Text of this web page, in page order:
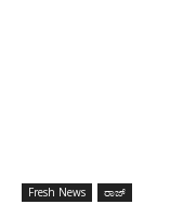
Fresh News ರಾಜ್